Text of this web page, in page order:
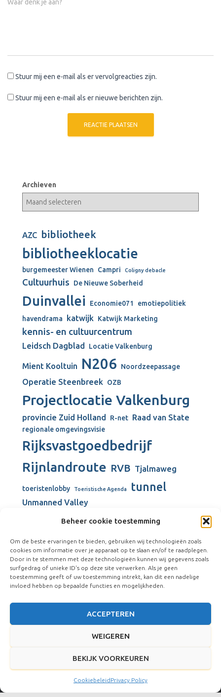
Beheer cookie toestemming
Om de beste ervaringen te bieden, gebruiken wij technologieën zoals
cookies om informatie over je apparaat op te slaan en/of te raadplegen.
Door in te stemmen met deze technologieën kunnen wij gegevens zoals
surfgedrag of unieke ID's op deze site verwerken. Als je geen
toestemming geeft of uw toestemming intrekt, kan dit een nadelige
invloed hebben op bepaalde functies en mogelijkheden.
ACCEPTEREN
WEIGEREN
BEKIJK VOORKEUREN
CookiebeleidPrivacy Policy
Waar denk je aan?
Stuur mij een e-mail als er vervolgreacties zijn.
Stuur mij een e-mail als er nieuwe berichten zijn.
Archieven
AZC bibliotheek
bibliotheeklocatie
burgemeester Wienen Campri Coligny debacle
Cultuurhuis De Nieuwe Soberheid
Duinvallei Economie071
emotiepolitiek
havendrama
katwijk Katwijk Marketing
kennis- en cultuurcentrum
Leidsch Dagblad Locatie Valkenburg
Mient Kooltuin N206 Noordzeepassage
Operatie Steenbreek OZB
Projectlocatie Valkenburg
provincie Zuid Holland R-net Raad van State
regionale omgevingsvisie
Rijksvastgoedbedrijf
Rijnlandroute RVB Tjalmaweg
toeristenlobby Toeristische Agenda tunnel
Unmanned Valley
Unmanned Valley Valkenburg
Valkenhorst verbouw gemeentehuis
Visserijschool Vliegkamp Valkenburg
Vliegveld Valkenburg Wienen-tijdperk windmolens
Hestia | Ontwikkeld doorThemeIsle